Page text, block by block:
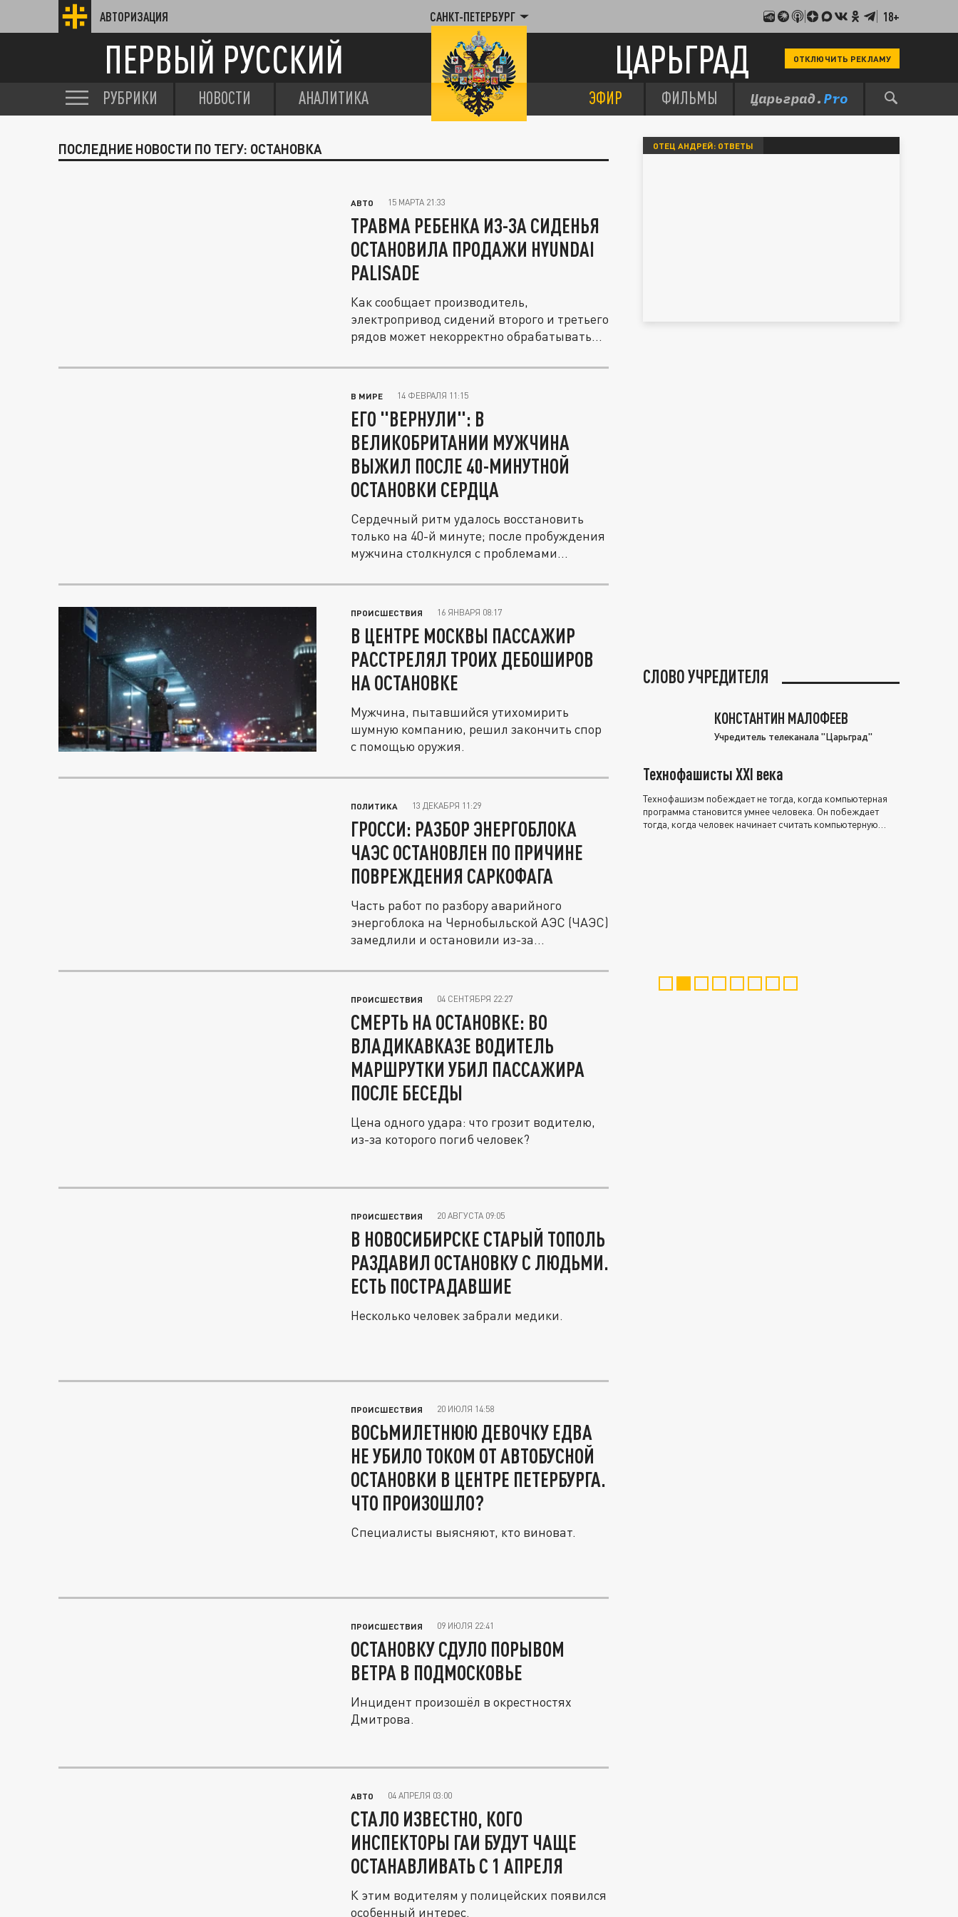
АВТОРИЗАЦИЯ САНКТ-ПЕТЕРБУРГ 18+
ПЕРВЫЙ РУССКИЙ ЦАРЬГРАД ОТКЛЮЧИТЬ РЕКЛАМУ
РУБРИКИ НОВОСТИ АНАЛИТИКА ЭФИР ФИЛЬМЫ
ПОСЛЕДНИЕ НОВОСТИ ПО ТЕГУ: ОСТАНОВКА
АВТО 15 МАРТА 21:33
ТРАВМА РЕБЕНКА ИЗ-ЗА СИДЕНЬЯ
ОСТАНОВИЛА ПРОДАЖИ HYUNDAI
PALISADE
Как сообщает производитель,
электропривод сидений второго и третьего
рядов может некорректно обрабатывать...
В МИРЕ 14 ФЕВРАЛЯ 11:15
ЕГО "ВЕРНУЛИ": В
ВЕЛИКОБРИТАНИИ МУЖЧИНА
ВЫЖИЛ ПОСЛЕ 40-МИНУТНОЙ
ОСТАНОВКИ СЕРДЦА
Сердечный ритм удалось восстановить
только на 40-й минуте; после пробуждения
мужчина столкнулся с проблемами...
ПРОИСШЕСТВИЯ 16 ЯНВАРЯ 08:17
В ЦЕНТРЕ МОСКВЫ ПАССАЖИР
РАССТРЕЛЯЛ ТРОИХ ДЕБОШИРОВ
НА ОСТАНОВКЕ
Мужчина, пытавшийся утихомирить
шумную компанию, решил закончить спор
с помощью оружия.
ПОЛИТИКА 13 ДЕКАБРЯ 11:29
ГРОССИ: РАЗБОР ЭНЕРГОБЛОКА
ЧАЭС ОСТАНОВЛЕН ПО ПРИЧИНЕ
ПОВРЕЖДЕНИЯ САРКОФАГА
Часть работ по разбору аварийного
энергоблока на Чернобыльской АЭС (ЧАЭС)
замедлили и остановили из-за...
ПРОИСШЕСТВИЯ 04 СЕНТЯБРЯ 22:27
СМЕРТЬ НА ОСТАНОВКЕ: ВО
ВЛАДИКАВКАЗЕ ВОДИТЕЛЬ
МАРШРУТКИ УБИЛ ПАССАЖИРА
ПОСЛЕ БЕСЕДЫ
Цена одного удара: что грозит водителю,
из-за которого погиб человек?
ПРОИСШЕСТВИЯ 20 АВГУСТА 09:05
В НОВОСИБИРСКЕ СТАРЫЙ ТОПОЛЬ
РАЗДАВИЛ ОСТАНОВКУ С ЛЮДЬМИ.
ЕСТЬ ПОСТРАДАВШИЕ
Несколько человек забрали медики.
ПРОИСШЕСТВИЯ 20 ИЮЛЯ 14:58
ВОСЬМИЛЕТНЮЮ ДЕВОЧКУ ЕДВА
НЕ УБИЛО ТОКОМ ОТ АВТОБУСНОЙ
ОСТАНОВКИ В ЦЕНТРЕ ПЕТЕРБУРГА.
ЧТО ПРОИЗОШЛО?
Специалисты выясняют, кто виноват.
ПРОИСШЕСТВИЯ 09 ИЮЛЯ 22:41
ОСТАНОВКУ СДУЛО ПОРЫВОМ
ВЕТРА В ПОДМОСКОВЬЕ
Инцидент произошёл в окрестностях
Дмитрова.
АВТО 04 АПРЕЛЯ 03:00
СТАЛО ИЗВЕСТНО, КОГО
ИНСПЕКТОРЫ ГАИ БУДУТ ЧАЩЕ
ОСТАНАВЛИВАТЬ С 1 АПРЕЛЯ
К этим водителям у полицейских появился
особенный интерес.
ОТЕЦ АНДРЕЙ: ОТВЕТЫ
СЛОВО УЧРЕДИТЕЛЯ
КОНСТАНТИН МАЛОФЕЕВ
Учредитель телеканала "Царьград"
Технофашисты XXI века
Технофашизм побеждает не тогда, когда компьютерная
программа становится умнее человека. Он побеждает
тогда, когда человек начинает считать компьютерную